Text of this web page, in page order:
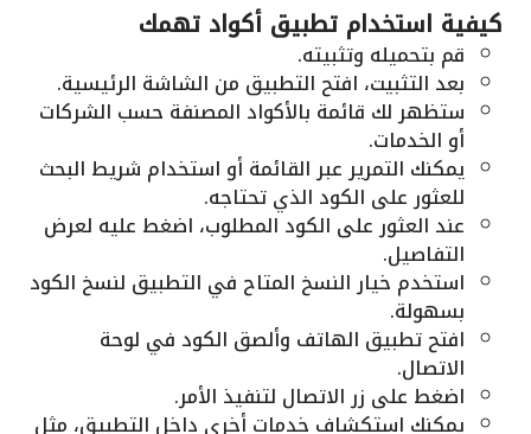
كيفية استخدام تطبيق أكواد تهمك
قم بتحميله وتثبيته.
بعد التثبيت، افتح التطبيق من الشاشة الرئيسية.
ستظهر لك قائمة بالأكواد المصنفة حسب الشركات
أو الخدمات.
يمكنك التمرير عبر القائمة أو استخدام شريط البحث
للعثور على الكود الذي تحتاجه.
عند العثور على الكود المطلوب، اضغط عليه لعرض
التفاصيل.
استخدم خيار النسخ المتاح في التطبيق لنسخ الكود
بسهولة.
افتح تطبيق الهاتف وألصق الكود في لوحة
الاتصال.
اضغط على زر الاتصال لتنفيذ الأمر.
يمكنك استكشاف خدمات أخرى داخل التطبيق، مثل